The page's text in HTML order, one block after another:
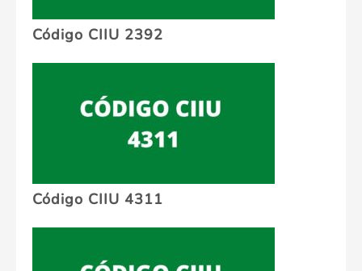
Código CIIU 2392
Código CIIU 4311